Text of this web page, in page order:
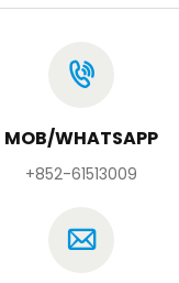
MOB/WHATSAPP
+852-61513009